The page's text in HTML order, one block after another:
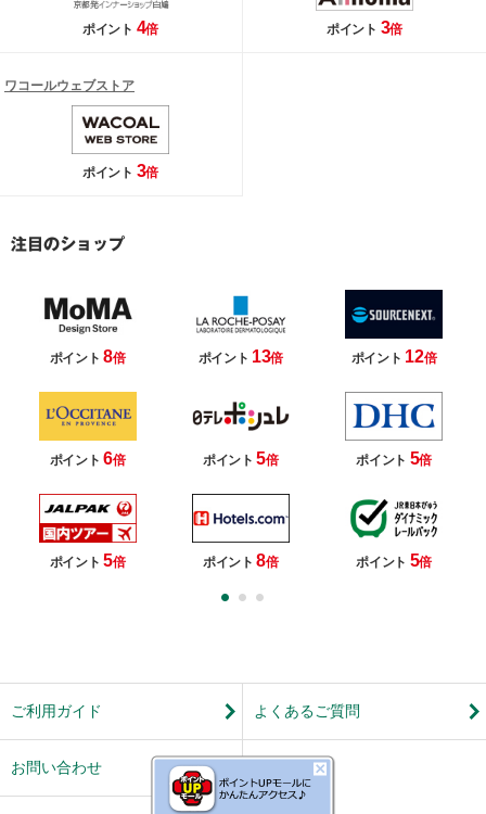
ポイント 4倍 ポイント 3倍
ワコールウェブストア
ポイント 3倍
ポイント8倍 ポイント 13倍 ポイント 12倍
ポイント6倍 ポイント5倍 ポイント 5倍
ポイント5倍 ポイント8倍 ポイント 5倍
ご利用ガイド よくあるご質問
お問い合わせ